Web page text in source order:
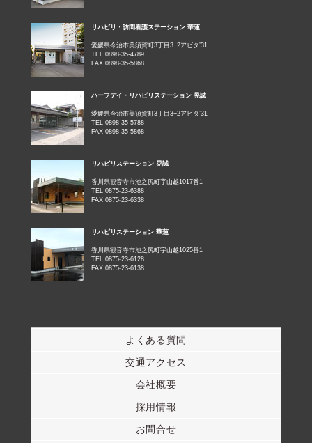
リハビリ・訪問看護ステーション 華蓮
愛媛県今治市美須賀町3丁目3−2アビタ’31
TEL 0898-35-4789
FAX 0898-35-5868
ハーフデイ・リハビリステーション 晃誠
愛媛県今治市美須賀町3丁目3−2アビタ’31
TEL 0898-35-5788
FAX 0898-35-5868
リハビリステーション 晃誠
香川県観音寺市池之尻町字山越1017番1
TEL 0875-23-6388
FAX 0875-23-6338
リハビリステーション 華蓮
香川県観音寺市池之尻町字山越1025番1
TEL 0875-23-6128
FAX 0875-23-6138
よくある質問
交通アクセス
会社概要
採用情報
お問合せ